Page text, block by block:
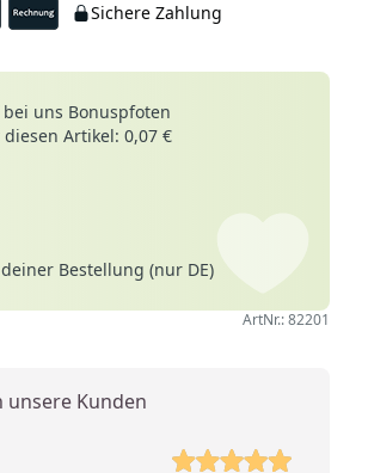
Sichere Zahlung
uns Bonuspfoten
Artikel: 0,07 €
Bestellung (nur DE)
ArtNr.: 82201
unsere Kunden